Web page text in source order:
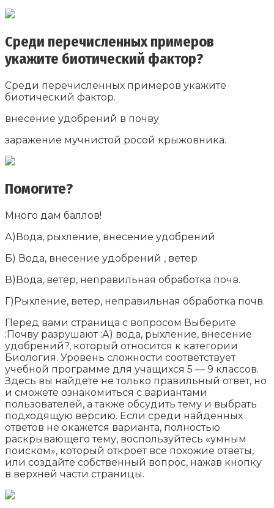
Среди перечисленных примеров
укажите биотический фактор?
Среди перечисленных примеров укажите
биотический фактор.
внесение удобрений в почву
заражение мучнистой росой крыжовника.
Помогите?
Много дам баллов!
А)Вода, рыхление, внесение удобрений
Б) Вода, внесение удобрений , ветер
В)Вода, ветер, неправильная обработка почв.
Г)Рыхление, ветер, неправильная обработка почв.
Перед вами страница с вопросом Выберите
:Почву разрушают :А) вода, рыхление, внесение
удобрений?, который относится к категории
Биология. Уровень сложности соответствует
учебной программе для учащихся 5 — 9 классов.
Здесь вы найдете не только правильный ответ, но
и сможете ознакомиться с вариантами
пользователей, а также обсудить тему и выбрать
подходящую версию. Если среди найденных
ответов не окажется варианта, полностью
раскрывающего тему, воспользуйтесь «умным
поиском», который откроет все похожие ответы,
или создайте собственный вопрос, нажав кнопку
в верхней части страницы.